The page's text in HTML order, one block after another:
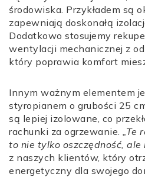
środowiska. Przykładem są
zapewniają doskonałą
Dodatkowo stosujemy
wentylacji mechanicznej z
który poprawia komfort
Innym ważnym elementem
styropianem o grubości 25
są lepiej izolowane, co
rachunki za ogrzewanie. „Te
to nie tylko oszczędność, ale
z naszych klientów, który
energetyczny dla swojego